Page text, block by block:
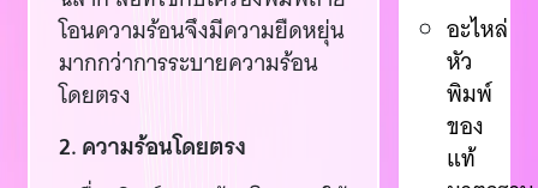
โอนความร้อนจึงมีความยืดหยุ่น
มากกว่าการระบายความร้อน
โดยตรง
2. ความร้อนโดยตรง
อะไหล่
หัว
พิมพ์
ของ
แท้